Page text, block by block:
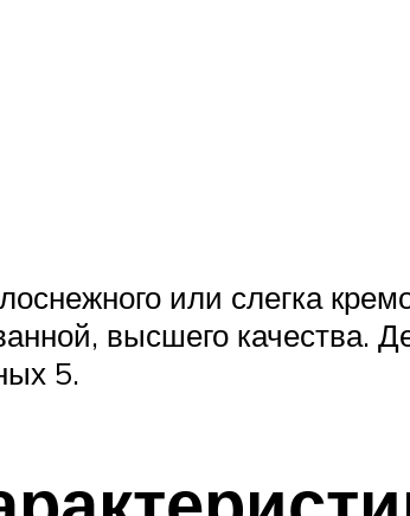
или слегка
высшего качества.
5.